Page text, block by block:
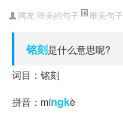
网友: 唯美的句子 唯美句子
铭刻是什么意思呢?
词目：铭刻
拼音：míngkè